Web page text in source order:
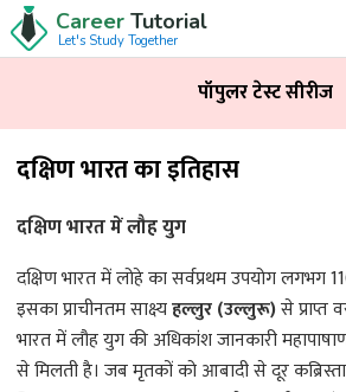
Career Tutorial
Let's Study Together
दक्षिण भारत का इतिहास
दक्षिण भारत में लौह युग
दक्षिण भारत में लोहे का सर्वप्रथम उपयोग लगभग
इसका प्राचीनतम साक्ष्यहल्लुर (उल्लुरू)से प्राप्त
भारत में लौह युग की अधिकांश जानकारी
से मिलती है। जब मृतकों को आबादी से दूर
पॉपुलर टेस्ट सीरीज